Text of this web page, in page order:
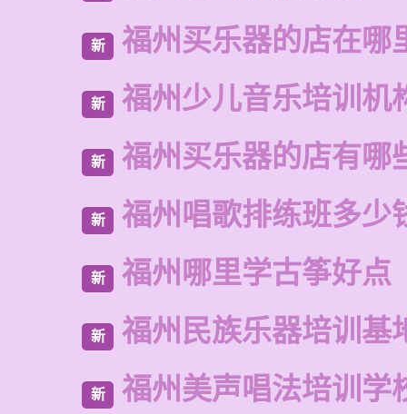
新 福州买乐器的店在哪
新 福州少儿音乐培训机
新 福州买乐器的店有哪
新 福州唱歌排练班多少
新 福州哪里学古筝好点
新 福州民族乐器培训基
新 福州美声唱法培训学